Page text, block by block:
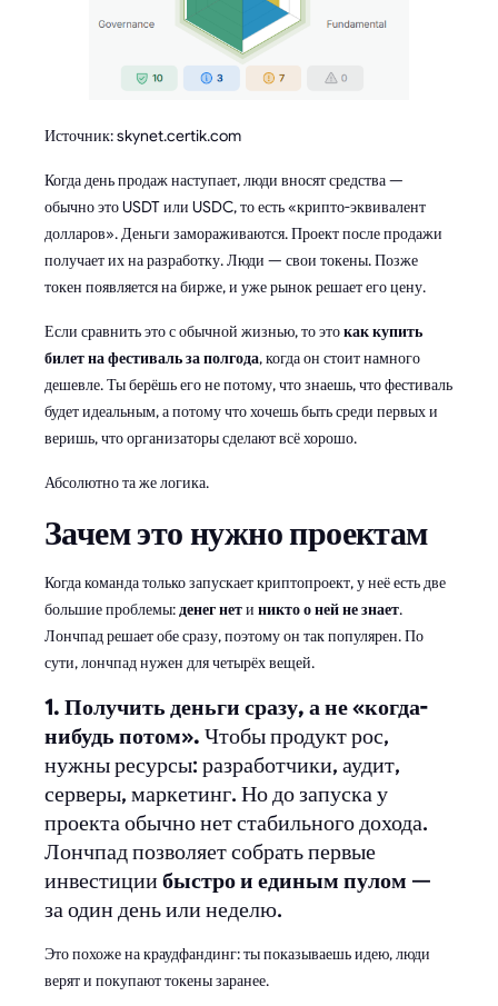
Источник: skynet.certik.com
Когда день продаж наступает, люди вносят средства —
обычно это USDT или USDC, то есть «крипто-эквивалент
долларов». Деньги замораживаются. Проект после продажи
получает их на разработку. Люди — свои токены. Позже
токен появляется на бирже, и уже рынок решает его цену.
Если сравнить это с обычной жизнью, то этокак купить
билет на фестиваль за полгода, когда он стоит намного
дешевле. Ты берёшь его не потому, что знаешь, что фестиваль
будет идеальным, а потому что хочешь быть среди первых и
веришь, что организаторы сделают всё хорошо.
Абсолютно та же логика.
Зачем это нужно проектам
Когда команда только запускает криптопроект, у неё есть две
большие проблемы: денег нети никто о ней не знает.
Лончпад решает обе сразу, поэтому он так популярен. По
сути, лончпад нужен для четырёх вещей.
1. Получить деньги сразу, а не «когда-
нибудь потом». Чтобы продукт рос,
нужны ресурсы: разработчики, аудит,
серверы, маркетинг. Но до запуска у
проекта обычно нет стабильного дохода.
Лончпад позволяет собрать первые
инвестициибыстро и единым пулом —
за один день или неделю.
Это похоже на краудфандинг: ты показываешь идею, люди
верят и покупают токены заранее.